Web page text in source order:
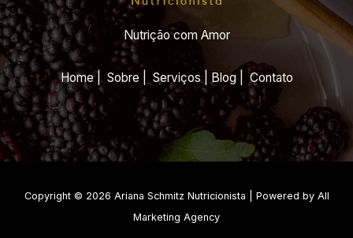
Nutrição com Amor
Home | Sobre | Serviços | Blog | Contato
Copyright © 2026 Ariana Schmitz Nutricionista | Powered by All
Marketing Agency